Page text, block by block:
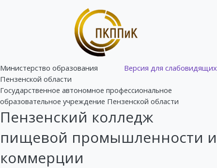
Версия для слабовидящих
Министерство образования
Пензенской области
Государственное автономное профессиональное
образовательное учреждение Пензенской области
Пензенский колледж
пищевой промышленности и
коммерции